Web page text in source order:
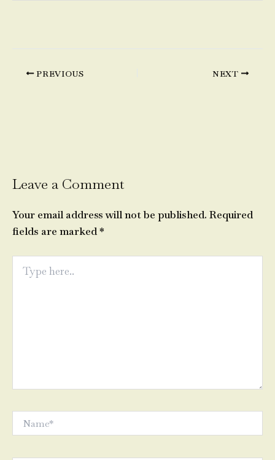
PREVIOUS NEXT
Leave a Comment
Your email address will not be published. Required
fields are marked*
here..